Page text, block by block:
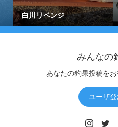
白川リベンジ
みんなの
あなたの釣果投稿を
ユーザ